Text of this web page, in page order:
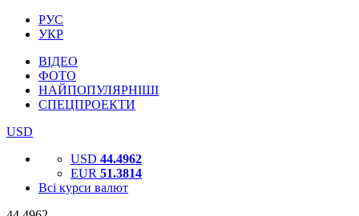
РУС
УКР
ВІДЕО
ФОТО
НАЙПОПУЛЯРНІШІ
СПЕЦПРОЕКТИ
USD
USD 44.4962
EUR 51.3814
Всі курси валют